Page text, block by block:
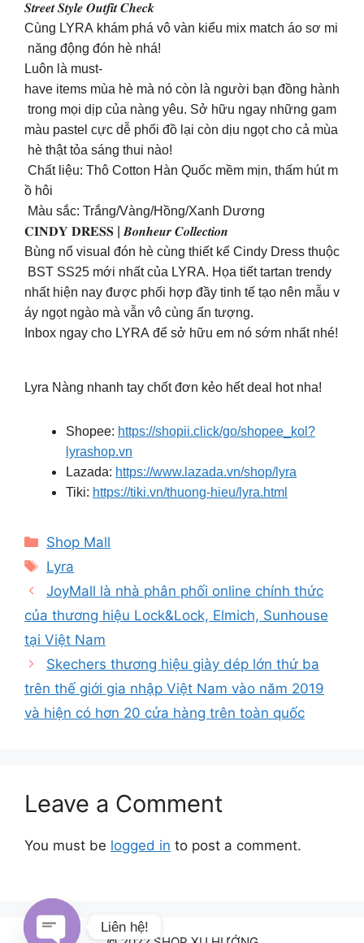
𝑺𝒕𝒓𝒆𝒆𝒕 𝑺𝒕𝒚𝒍𝒆 𝑶𝒖𝒕𝒇𝒊𝒕 𝑪𝒉𝒆𝒄𝒌
Cùng LYRA khám phá vô vàn kiểu mix match áo sơ mi
năng động đón hè nhá!
Luôn là must-
have items mùa hè mà nó còn là người bạn đồng hành
trong mọi dịp của nàng yêu. Sở hữu ngay những gam
màu pastel cực dễ phối đồ lại còn dịu ngọt cho cả mùa
hè thật tỏa sáng thui nào!
Chất liệu: Thô Cotton Hàn Quốc mềm mịn, thấm hút m
ồ hôi
Màu sắc: Trắng/Vàng/Hồng/Xanh Dương
𝐂𝐈𝐍𝐃𝐘 𝐃𝐑𝐄𝐒𝐒 | 𝑩𝒐𝒏𝒉𝒆𝒖𝒓 𝑪𝒐𝒍𝒍𝒆𝒄𝒕𝒊𝒐𝒏
Bùng nổ visual đón hè cùng thiết kế Cindy Dress thuộc
BST SS25 mới nhất của LYRA. Họa tiết tartan trendy
nhất hiện nay được phối hợp đầy tinh tế tạo nên mẫu v
áy ngọt ngào mà vẫn vô cùng ấn tượng.
Inbox ngay cho LYRA để sở hữu em nó sớm nhất nhé!
Lyra Nàng nhanh tay chốt đơn kẻo hết deal hot nha!
Shopee: https://shopii.click/go/shopee_kol?
lyrashop.vn
Lazada: https://www.lazada.vn/shop/lyra
Tiki: https://tiki.vn/thuong-hieu/lyra.html
Categories
Shop Mall
Tags
Lyra
JoyMall là nhà phân phối online chính thức
của thương hiệu Lock&Lock, Elmich, Sunhouse
tại Việt Nam
Skechers thương hiệu giày dép lớn thứ ba
trên thế giới gia nhập Việt Nam vào năm 2019
và hiện có hơn 20 cửa hàng trên toàn quốc
Leave a Comment
You must be logged in to post a comment.
Liên hệ!